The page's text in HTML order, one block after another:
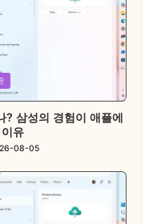
? 삼성의 경험이 애플에
유
08-05